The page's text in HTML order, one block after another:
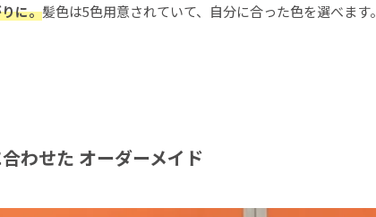
に。髪色は5色用意されていて、自分に合った色を選べます。
わせた オーダーメイド